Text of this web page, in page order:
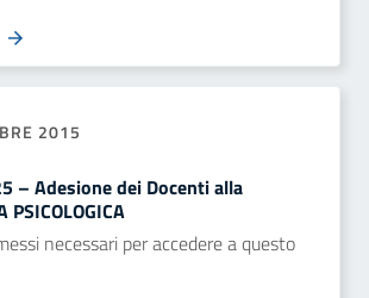
2015
– Adesione dei Docenti alla
PSICOLOGICA
necessari per accedere a questo